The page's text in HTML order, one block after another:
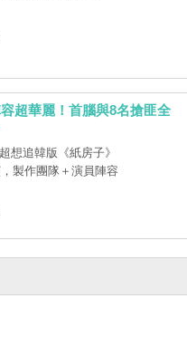
超華麗！首腦與8名搶匪全
想追韓版《紙房子》
製作團隊＋演員陣容